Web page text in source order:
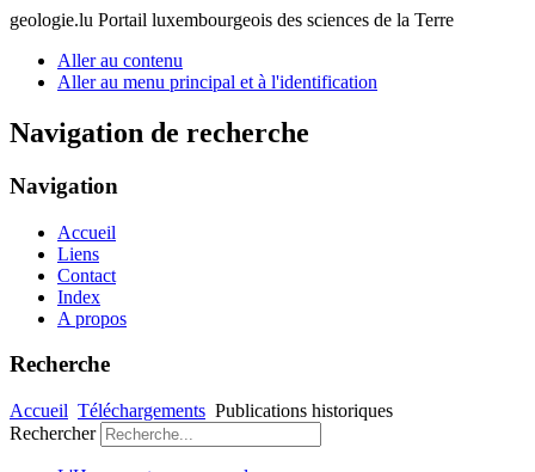
geologie.lu Portail luxembourgeois des sciences de la Terre
Aller au contenu
Aller au menu principal et à l'identification
Navigation de recherche
Navigation
Accueil
Liens
Contact
Index
A propos
Recherche
Accueil Téléchargements Publications historiques
Rechercher